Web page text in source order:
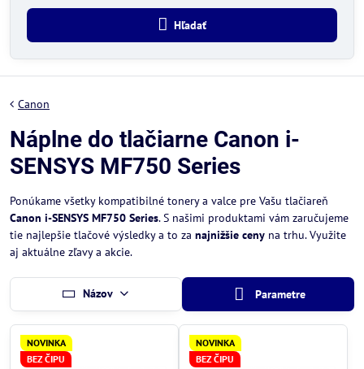
Hľadať
Canon
Náplne do tlačiarne Canon i-
SENSYS MF750 Series
Ponúkame všetky kompatibilné tonery a valce pre Vašu tlačiareň
Canon i-SENSYS MF750 Series. S našimi produktami vám zaručujeme
tie najlepšie tlačové výsledky a to za najnižšie ceny na trhu. Využite
aj aktuálne zľavy a akcie.
Názov Parametre
NOVINKA
BEZ ČIPU
NOVINKA
BEZ ČIPU